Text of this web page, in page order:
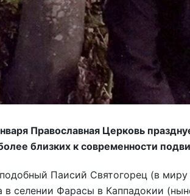
Православная Церковь
близких к современности
Паисий Святогорец (в
в селении Фарасы в Каппадокии